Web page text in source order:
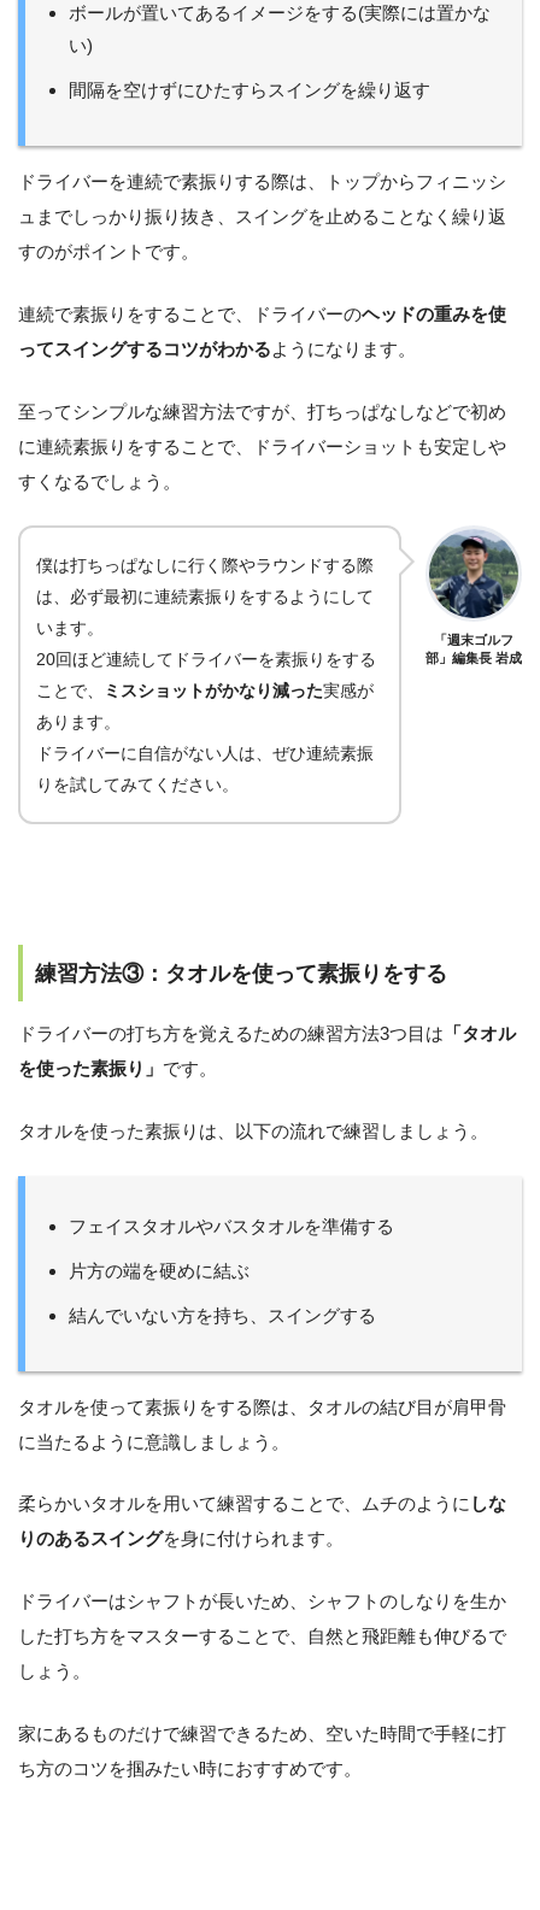
ボールが置いてあるイメージをする(実際には置かな
い)
間隔を空けずにひたすらスイングを繰り返す
ドライバーを連続で素振りする際は、トップからフィニッシ
ュまでしっかり振り抜き、スイングを止めることなく繰り返
すのがポイントです。
連続で素振りをすることで、ドライバーのヘッドの重みを使
ってスイングするコツがわかるようになります。
至ってシンプルな練習方法ですが、打ちっぱなしなどで初め
に連続素振りをすることで、ドライバーショットも安定しや
すくなるでしょう。
僕は打ちっぱなしに行く際やラウンドする際
は、必ず最初に連続素振りをするようにして
います。
20回ほど連続してドライバーを素振りをする
ことで、
ミスショットがかなり減った実感が
あります。
ドライバーに自信がない人は、ぜひ連続素振
りを試してみてください。
「週末ゴルフ
部」編集長 岩成
練習方法③：タオルを使って素振りをする
ドライバーの打ち方を覚えるための練習方法3つ目は 「タオル
を使った素振り」 です。
タオルを使った素振りは、以下の流れで練習しましょう。
フェイスタオルやバスタオルを準備する
片方の端を硬めに結ぶ
結んでいない方を持ち、スイングする
タオルを使って素振りをする際は、タオルの結び目が肩甲骨
に当たるように意識しましょう。
柔らかいタオルを用いて練習することで、ムチのように しな
りのあるスイングを身に付けられます。
ドライバーはシャフトが長いため、シャフトのしなりを生か
した打ち方をマスターすることで、自然と飛距離も伸びるで
しょう。
家にあるものだけで練習できるため、空いた時間で手軽に打
ち方のコツを掴みたい時におすすめです。